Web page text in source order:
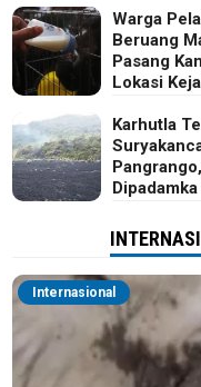
Warga
Beruang
Pasang
Lokasi
Karhutla
Dipadamka
Internasional